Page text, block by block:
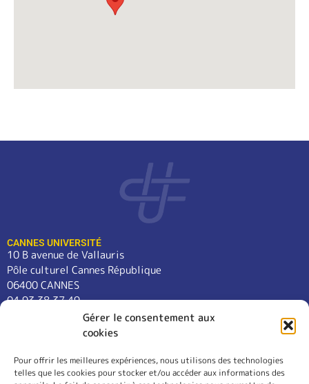
Gérer le consentement aux
cookies
Pour offrir les meilleures expériences, nous utilisons des technologies
telles que les cookies pour stocker et/ou accéder aux informations des
CANNES UNIVERSITÉ
10 B avenue de Vallauris
Pôle culturel Cannes République
06400 CANNES
04 93 38 37 49
contact@cannes-universite.fr
COURS
LANGUES